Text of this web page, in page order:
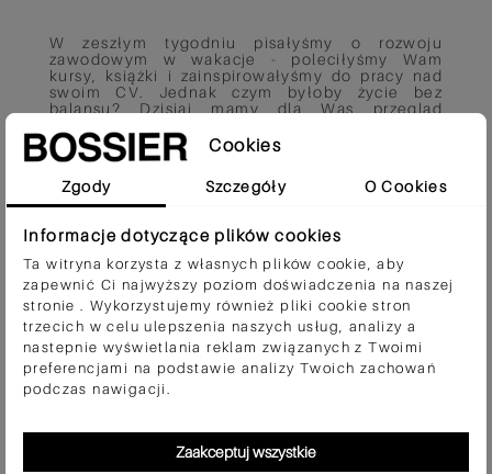
W zeszłym tygodniu pisałyśmy o rozwoju
zawodowym w wakacje - poleciłyśmy Wam
kursy, książki i zainspirowałyśmy do pracy nad
swoim CV. Jednak czym byłoby życie bez
balansu? Dzisiaj mamy dla Was przegląd
Polsce w najbliższych miesiącach - są koncerty,
festiwale i lokalne wydarzenia. Bez zbędnego
Czy ten wpis Ci się podoba?
Tak (0) Nie(0)
Cookies
Zgody Szczegóły O Cookies
Informacje dotyczące plików cookies
Ta witryna korzysta z własnych plików cookie, aby
zapewnić Ci najwyższy poziom doświadczenia na naszej
stronie . Wykorzystujemy również pliki cookie stron
trzecich w celu ulepszenia naszych usług, analizy a
nastepnie wyświetlania reklam związanych z Twoimi
preferencjami na podstawie analizy Twoich zachowań
podczas nawigacji.
Zaakceptuj wszystkie